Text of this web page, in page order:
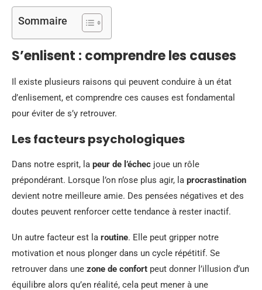
Sommaire
S’enlisent : comprendre les causes
Il existe plusieurs raisons qui peuvent conduire à un état
d’enlisement, et comprendre ces causes est fondamental
pour éviter de s’y retrouver.
Les facteurs psychologiques
Dans notre esprit, la peur de l’échec joue un rôle
prépondérant. Lorsque l’on n’ose plus agir, la procrastination
devient notre meilleure amie. Des pensées négatives et des
doutes peuvent renforcer cette tendance à rester inactif.
Un autre facteur est la routine. Elle peut gripper notre
motivation et nous plonger dans un cycle répétitif. Se
retrouver dans une zone de confort peut donner l’illusion d’un
équilibre alors qu’en réalité, cela peut mener à une